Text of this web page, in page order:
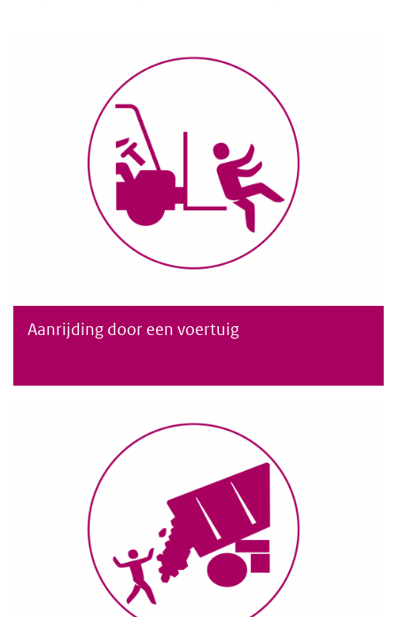
Aanrijding van een persoon door een voertuig
Aanrijding door een voertuig